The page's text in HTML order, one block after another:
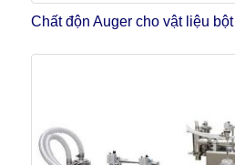
Chất độn Auger cho vật liệu bột